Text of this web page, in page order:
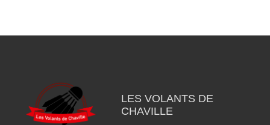
LES VOLANTS DE
CHAVILLE